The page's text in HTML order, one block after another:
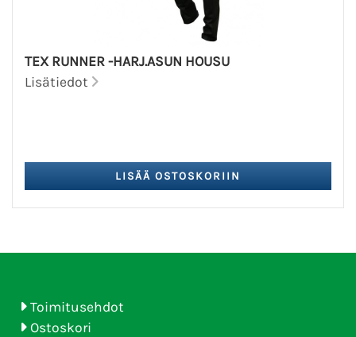
TEX RUNNER -HARJ.ASUN HOUSU
Lisätiedot
Toimitusehdot
Ostoskori